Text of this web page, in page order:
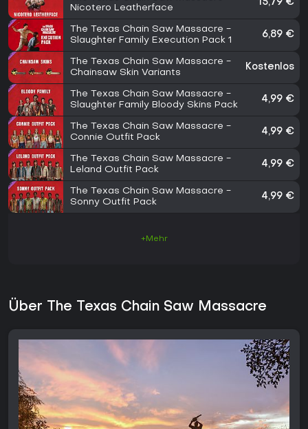
Nicotero Leatherface
15,79 €
The Texas Chain Saw Massacre -
Slaughter Family Execution Pack 1
6,89 €
The Texas Chain Saw Massacre -
Chainsaw Skin Variants
Kostenlos
The Texas Chain Saw Massacre -
Slaughter Family Bloody Skins Pack
4,99 €
The Texas Chain Saw Massacre -
Connie Outfit Pack
4,99 €
The Texas Chain Saw Massacre -
Leland Outfit Pack
4,99 €
The Texas Chain Saw Massacre -
Sonny Outfit Pack
4,99 €
+Mehr
Über The Texas Chain Saw Massacre